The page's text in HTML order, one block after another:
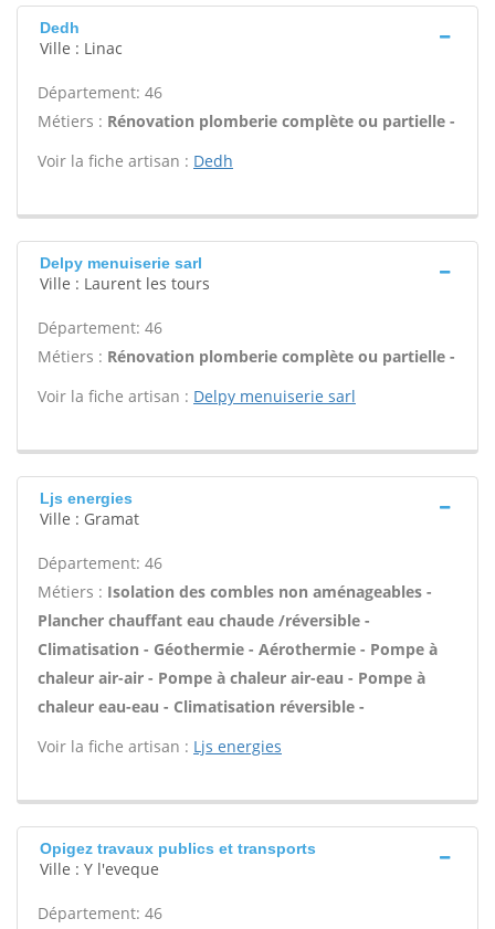
Dedh
Ville : Linac
Département: 46
Métiers : Rénovation plomberie complète ou partielle -
Voir la fiche artisan : Dedh
Delpy menuiserie sarl
Ville : Laurent les tours
Département: 46
Métiers : Rénovation plomberie complète ou partielle -
Voir la fiche artisan : Delpy menuiserie sarl
Ljs energies
Ville : Gramat
Département: 46
Métiers : Isolation des combles non aménageables -
Plancher chauffant eau chaude /réversible -
Climatisation - Géothermie - Aérothermie - Pompe à
chaleur air-air - Pompe à chaleur air-eau - Pompe à
chaleur eau-eau - Climatisation réversible -
Voir la fiche artisan : Ljs energies
Opigez travaux publics et transports
Ville : Y l'eveque
Département: 46